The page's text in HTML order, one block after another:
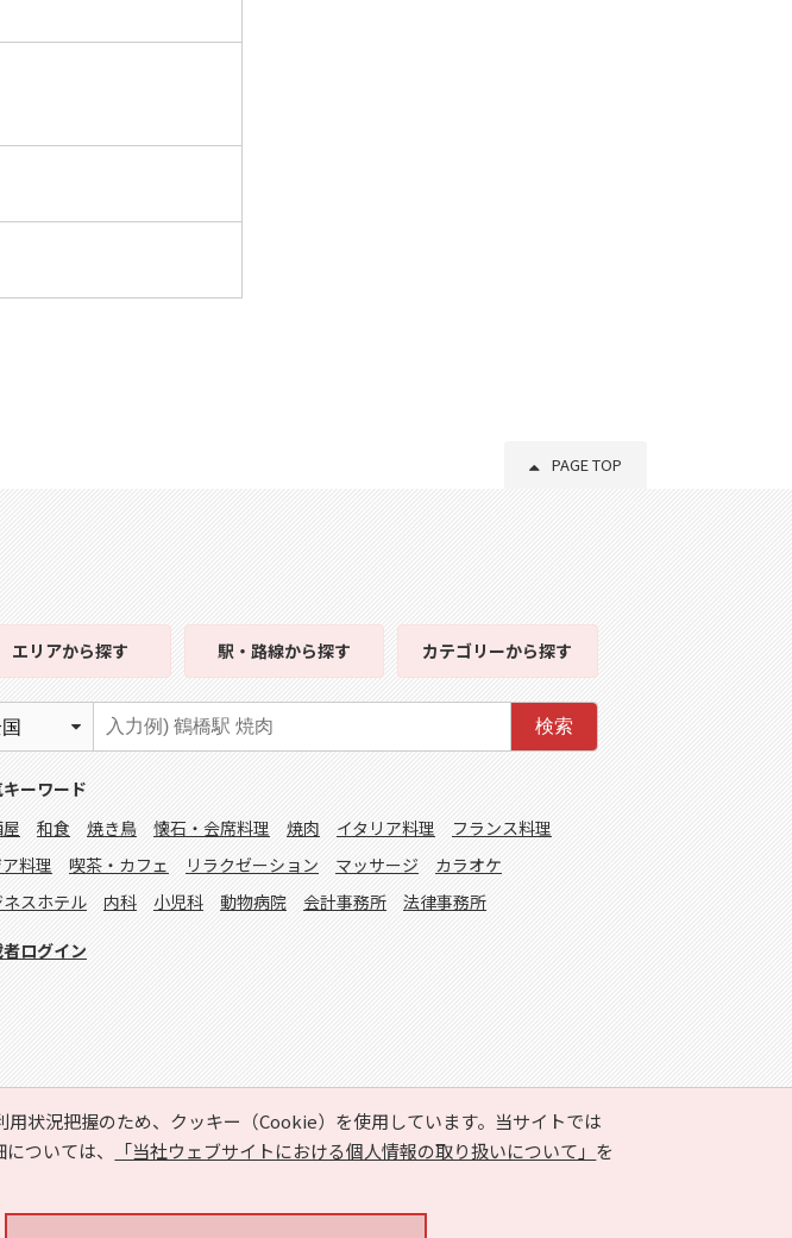
PAGE TOP
状況把握のため、クッキー（Cookie）を使用しています。当サイトでは
ついては、
「当社ウェブサイトにおける個人情報の取り扱いについて」 を
エリアから探す 駅・路線から探す カテゴリーから探す
検索
ーワード
和食 焼き鳥 懐石・会席料理 焼肉 イタリア料理
フランス料理
料理
喫茶・カフェ リラクゼーション マッサージ
カラオケ
ネスホテル
内科 小児科 動物病院 会計事務所 法律事務所
ログイン
All Rights Reserved.